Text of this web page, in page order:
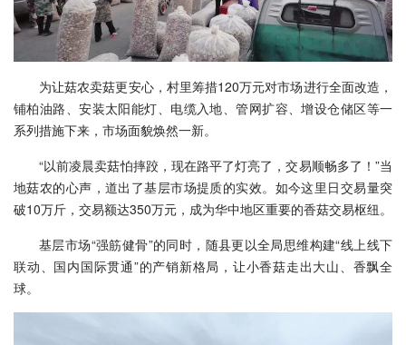
为让菇农卖菇更安心，村里筹措120万元对市场进行全面改造，
铺柏油路、安装太阳能灯、电缆入地、管网扩容、增设仓储区等一
系列措施下来，市场面貌焕然一新。
“以前凌晨卖菇怕摔跤，现在路平了灯亮了，交易顺畅多了！”当
地菇农的心声，道出了基层市场提质的实效。如今这里日交易量突
破10万斤，交易额达350万元，成为华中地区重要的香菇交易枢纽。
基层市场“强筋健骨”的同时，随县更以全局思维构建“线上线下
联动、国内国际贯通”的产销新格局，让小香菇走出大山、香飘全
球。